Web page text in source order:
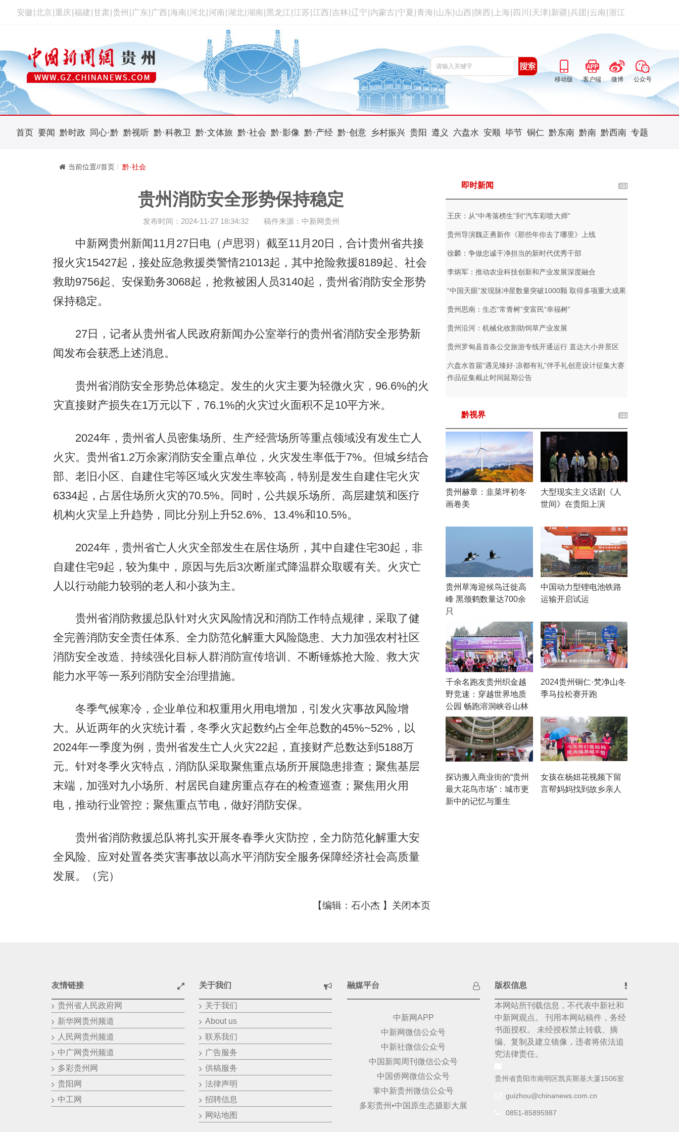
安徽 北京 重庆 福建 甘肃 贵州 广东 广西 海南 河北 河南 湖北 湖南 黑龙江 江苏 江西 吉林 辽宁 内蒙古 宁夏 青海 山东 山西 陕西 上海 四川 天津 新疆 兵团 云南 浙江
移动版 客户端 微博 公众号
首页 要闻 黔时政 同心·黔 黔视听 黔·科教卫 黔·文体旅 黔·社会 黔·影像 黔·产经 黔·创意 乡村振兴 贵阳 遵义 六盘水 安顺 毕节 铜仁 黔东南 黔南 黔西南 专题
当前位置//首页 黔·社会
贵州消防安全形势保持稳定
发布时间：2024-11-27 18:34:32 稿件来源：中新网贵州
中新网贵州新闻11月27日电（卢思羽）截至11月20日，合计贵州省共接
报火灾15427起，接处应急救援类警情21013起，其中抢险救援8189起、社会
救助9756起、安保勤务3068起，抢救被困人员3140起，贵州省消防安全形势
保持稳定。
27日，记者从贵州省人民政府新闻办公室举行的贵州省消防安全形势新
闻发布会获悉上述消息。
贵州省消防安全形势总体稳定。发生的火灾主要为轻微火灾，96.6%的火
灾直接财产损失在1万元以下，76.1%的火灾过火面积不足10平方米。
2024年，贵州省人员密集场所、生产经营场所等重点领域没有发生亡人
火灾。贵州省1.2万余家消防安全重点单位，火灾发生率低于7%。但城乡结合
部、老旧小区、自建住宅等区域火灾发生率较高，特别是发生自建住宅火灾
6334起，占居住场所火灾的70.5%。同时，公共娱乐场所、高层建筑和医疗
机构火灾呈上升趋势，同比分别上升52.6%、13.4%和10.5%。
2024年，贵州省亡人火灾全部发生在居住场所，其中自建住宅30起，非
自建住宅9起，较为集中，原因与先后3次断崖式降温群众取暖有关。火灾亡
人以行动能力较弱的老人和小孩为主。
贵州省消防救援总队针对火灾风险情况和消防工作特点规律，采取了健
全完善消防安全责任体系、全力防范化解重大风险隐患、大力加强农村社区
消防安全改造、持续强化目标人群消防宣传培训、不断锤炼抢大险、救大灾
能力水平等一系列消防安全治理措施。
冬季气候寒冷，企业单位和权重用火用电增加，引发火灾事故风险增
大。从近两年的火灾统计看，冬季火灾起数约占全年总数的45%~52%，以
2024年一季度为例，贵州省发生亡人火灾22起，直接财产总数达到5188万
元。针对冬季火灾特点，消防队采取聚焦重点场所开展隐患排查；聚焦基层
末端，加强对九小场所、村居民自建房重点存在的检查巡查；聚焦用火用
电，推动行业管控；聚焦重点节电，做好消防安保。
贵州省消防救援总队将扎实开展冬春季火灾防控，全力防范化解重大安
全风险、应对处置各类灾害事故以高水平消防安全服务保障经济社会高质量
发展。（完）
【编辑：石小杰 】 关闭本页
即时新闻
王庆：从“中考落榜生”到“汽车彩喷大师”
贵州导演魏正勇新作《那些年你去了哪里》上线
徐麟：争做忠诚干净担当的新时代优秀干部
李炳军：推动农业科技创新和产业发展深度融合
“中国天眼”发现脉冲星数量突破1000颗 取得多项重大成果
贵州思南：生态“常青树”变富民“幸福树”
贵州沿河：机械化收割助饲草产业发展
贵州罗甸县首条公交旅游专线开通运行 直达大小井景区
六盘水首届“遇见臻好·凉都有礼”伴手礼创意设计征集大赛
作品征集截止时间延期公告
黔视界
贵州赫章：韭菜坪初冬
画卷美
大型现实主义话剧《人
世间》在贵阳上演
贵州草海迎候鸟迁徙高
峰 黑颈鹤数量达700余
只
中国动力型锂电池铁路
运输开启试运
千余名跑友贵州织金越
野竞速：穿越世界地质
公园 畅跑溶洞峡谷山林
2024贵州铜仁·梵净山冬
季马拉松赛开跑
探访搬入商业街的“贵州
最大花鸟市场”：城市更
新中的记忆与重生
女孩在杨妞花视频下留
言帮妈妈找到故乡亲人
友情链接
贵州省人民政府网
新华网贵州频道
人民网贵州频道
中广网贵州频道
多彩贵州网
贵阳网
中工网
关于我们
关于我们
About us
联系我们
广告服务
供稿服务
法律声明
招聘信息
网站地图
融媒平台
中新网APP
中新网微信公众号
中新社微信公众号
中国新闻周刊微信公众号
中国侨网微信公众号
掌中新贵州微信公众号
多彩贵州•中国原生态摄影大展
版权信息
本网站所刊载信息，不代表中新社和
中新网观点。 刊用本网站稿件，务经
书面授权。 未经授权禁止转载、摘
编、复制及建立镜像，违者将依法追
究法律责任。
贵州省贵阳市南明区凯宾斯基大厦1506室
guizhou@chinanews.com.cn
0851-85895987